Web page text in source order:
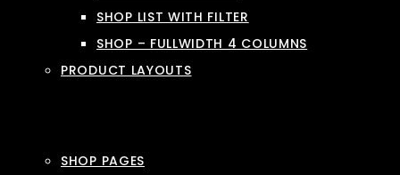
SHOP LIST WITH FILTER
SHOP – FULLWIDTH 4 COLUMNS
PRODUCT LAYOUTS
SHOP PAGES